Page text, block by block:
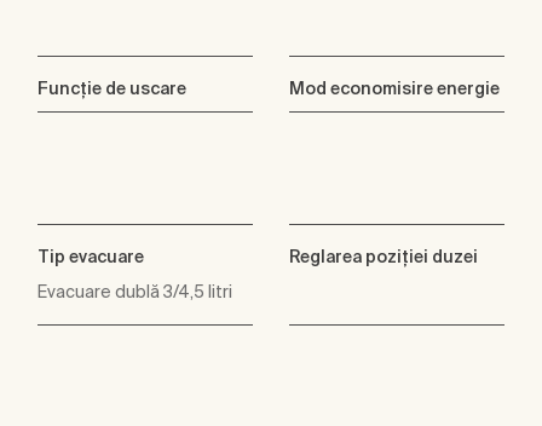
Funcţie de uscare Mod economisire energie
Tip evacuare
Evacuare dublă 3/4,5 litri
Reglarea poziţiei duzei